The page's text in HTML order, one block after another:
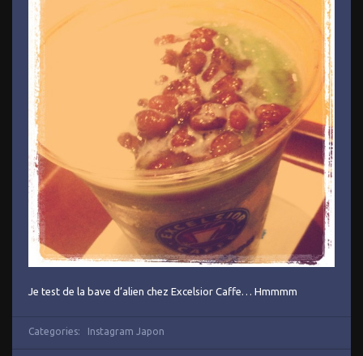
Je test de la bave d’alien chez Excelsior Caffe… Hmmmm
Categories: Instagram Japon